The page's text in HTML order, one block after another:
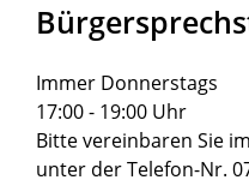
Immer Donnerstags
17:00 - 19:00 Uhr
Bitte vereinbaren Sie
unter der Telefon-Nr.